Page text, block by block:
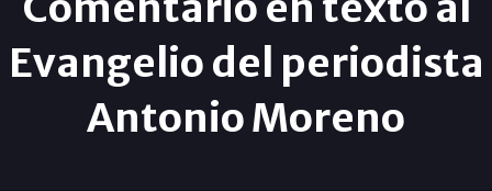
Evangelio del periodista
Antonio Moreno